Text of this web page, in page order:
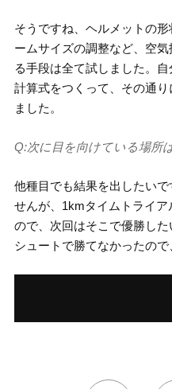
そうですね、ヘルメットの
ームサイズの調整など、空
る手段は全て試しました。
計算式をつくって、その通
ました。
Q:次に目を向けている場所
他種目でも結果を出したい
せんが、1kmタイムトライア
ので、次回はそこで優勝し
シュートで勝てなかったので